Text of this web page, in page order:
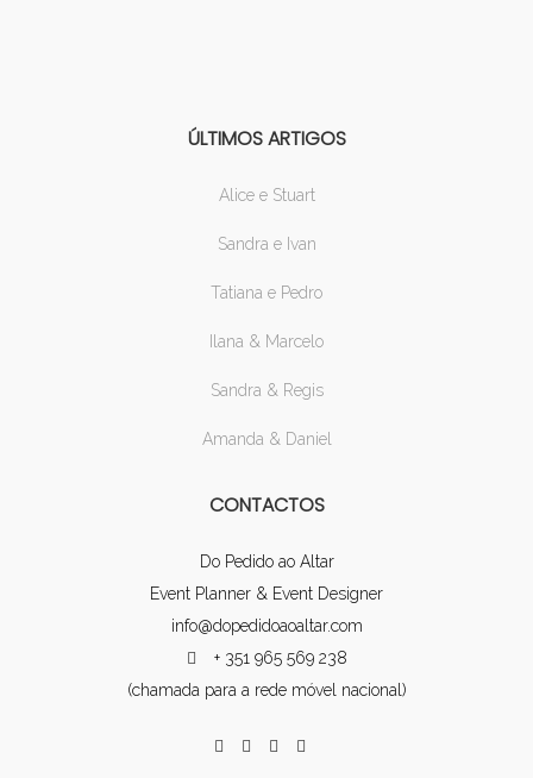
ÚLTIMOS ARTIGOS
Alice e Stuart
Sandra e Ivan
Tatiana e Pedro
Ilana & Marcelo
Sandra & Regis
Amanda & Daniel
CONTACTOS
Do Pedido ao Altar
Event Planner & Event Designer
info@dopedidoaoaltar.com
+ 351 965 569 238
(chamada para a rede móvel nacional)